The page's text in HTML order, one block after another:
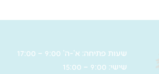
1200
שעות פתיחה: א’-ה’ 9:00 – 17:00
שישי: 9:00 – 15:00